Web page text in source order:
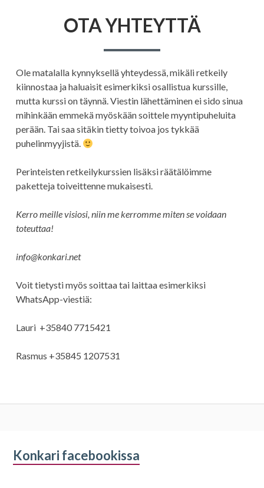
OTA YHTEYTTÄ
Ole matalalla kynnyksellä yhteydessä, mikäli retkeily
kiinnostaa ja haluaisit esimerkiksi osallistua kurssille,
mutta kurssi on täynnä. Viestin lähettäminen ei sido sinua
mihinkään emmekä myöskään soittele myyntipuheluita
perään. Tai saa sitäkin tietty toivoa jos tykkää
puhelinmyyjistä.
Perinteisten retkeilykurssien lisäksi räätälöimme
paketteja toiveittenne mukaisesti.
Kerro meille visiosi, niin me kerromme miten se voidaan
toteuttaa!
info@konkari.net
Voit tietysti myös soittaa tai laittaa esimerkiksi
WhatsApp-viestiä:
Lauri +35840 7715421
Rasmus +35845 1207531
Alapalkin
Konkari facebookissa